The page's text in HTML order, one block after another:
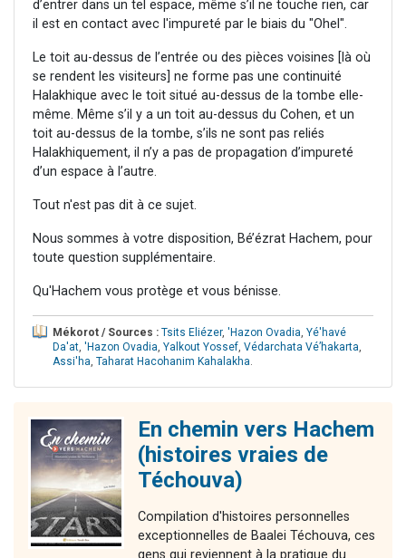
d’entrer dans un tel espace, même s’il ne touche rien, car
il est en contact avec l'impureté par le biais du "Ohel".
Le toit au-dessus de l’entrée ou des pièces voisines [là où
se rendent les visiteurs] ne forme pas une continuité
Halakhique avec le toit situé au-dessus de la tombe elle-
même. Même s’il y a un toit au-dessus du Cohen, et un
toit au-dessus de la tombe, s’ils ne sont pas reliés
Halakhiquement, il n’y a pas de propagation d’impureté
d’un espace à l’autre.
Tout n'est pas dit à ce sujet.
Nous sommes à votre disposition, Bé’ézrat Hachem, pour
toute question supplémentaire.
Qu'Hachem vous protège et vous bénisse.
Mékorot / Sources : Tsits Eliézer, 'Hazon Ovadia, Yé'havé
Da'at, 'Hazon Ovadia, Yalkout Yossef, Védarchata Vé’hakarta,
Assi'ha, Taharat Hacohanim Kahalakha.
En chemin vers Hachem
(histoires vraies de
Téchouva)
Compilation d'histoires personnelles
exceptionnelles de Baalei Téchouva, ces